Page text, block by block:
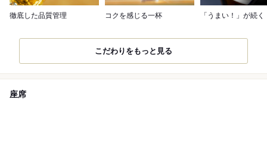
徹底した品質管理 コクを感じる一杯 「うまい！」が続く
こだわりをもっと見る
座席